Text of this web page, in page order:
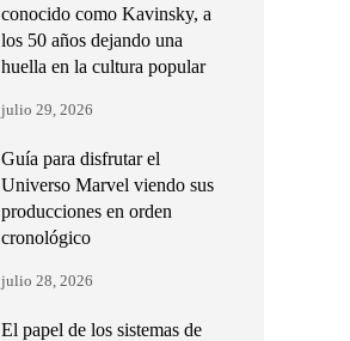
conocido como Kavinsky, a
los 50 años dejando una
huella en la cultura popular
julio 29, 2026
Guía para disfrutar el
Universo Marvel viendo sus
producciones en orden
cronológico
julio 28, 2026
El papel de los sistemas de